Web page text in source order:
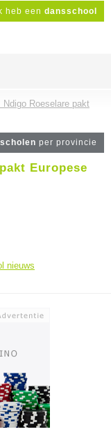
Ik heb een dansschool
Ndigo Roeselare pakt
per provincie
Europese
nieuws